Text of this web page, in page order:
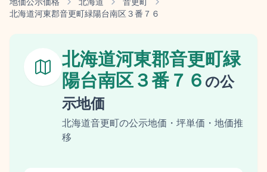
北海道河東郡音更町緑陽台南区３番７６
北海道河東郡音更町緑
陽台南区３番７６ の公
示地価
北海道音更町の公示地価 ・坪単価・地価推
移